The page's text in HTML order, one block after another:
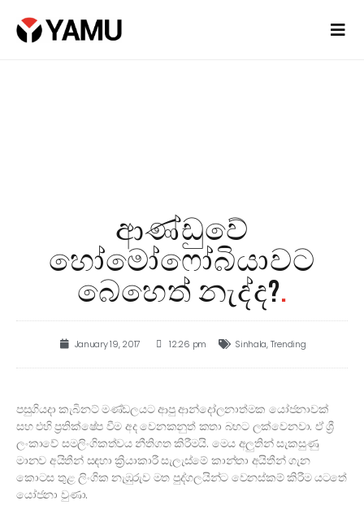
ආණ්ඩුවේ
හෝමෝෆෝබියාවට
බෙහෙත් නැද්ද?.
January 19, 2017 12:26 pm Sinhala,Trending
පසුගියදා කැබිනට් මණ්ඩලයට ආපු ආන්දෝලනාත්මක යෝජනාවක්
සහ එහි ප්‍රතික්ෂේප වීම අද වෙනකනුත් කතා බහට ලක්වෙනවා. ඒ ශ්‍රී
ලංකාවේ සමලිංගිකත්වය නීතිගත කිරීමයි. මෙය අලුතින් සැකසුණු
මානව අයිතීන් සඳහා ක්‍රියාකාරී සැලැස්මේ කාන්තා අයිතීන් ගැන
කොටස තුළ ලිංගික නැඹුරුව මත පුද්ගලයින්ට වෙනස්කම් කිරීම යටතේ
යෝජනා වුණා.